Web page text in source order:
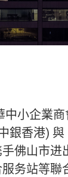
中小企業
銀香港)
佛山市进
务站等聯